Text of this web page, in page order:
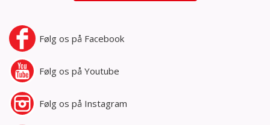
Følg os på Facebook
Følg os på Youtube
Følg os på Instagram